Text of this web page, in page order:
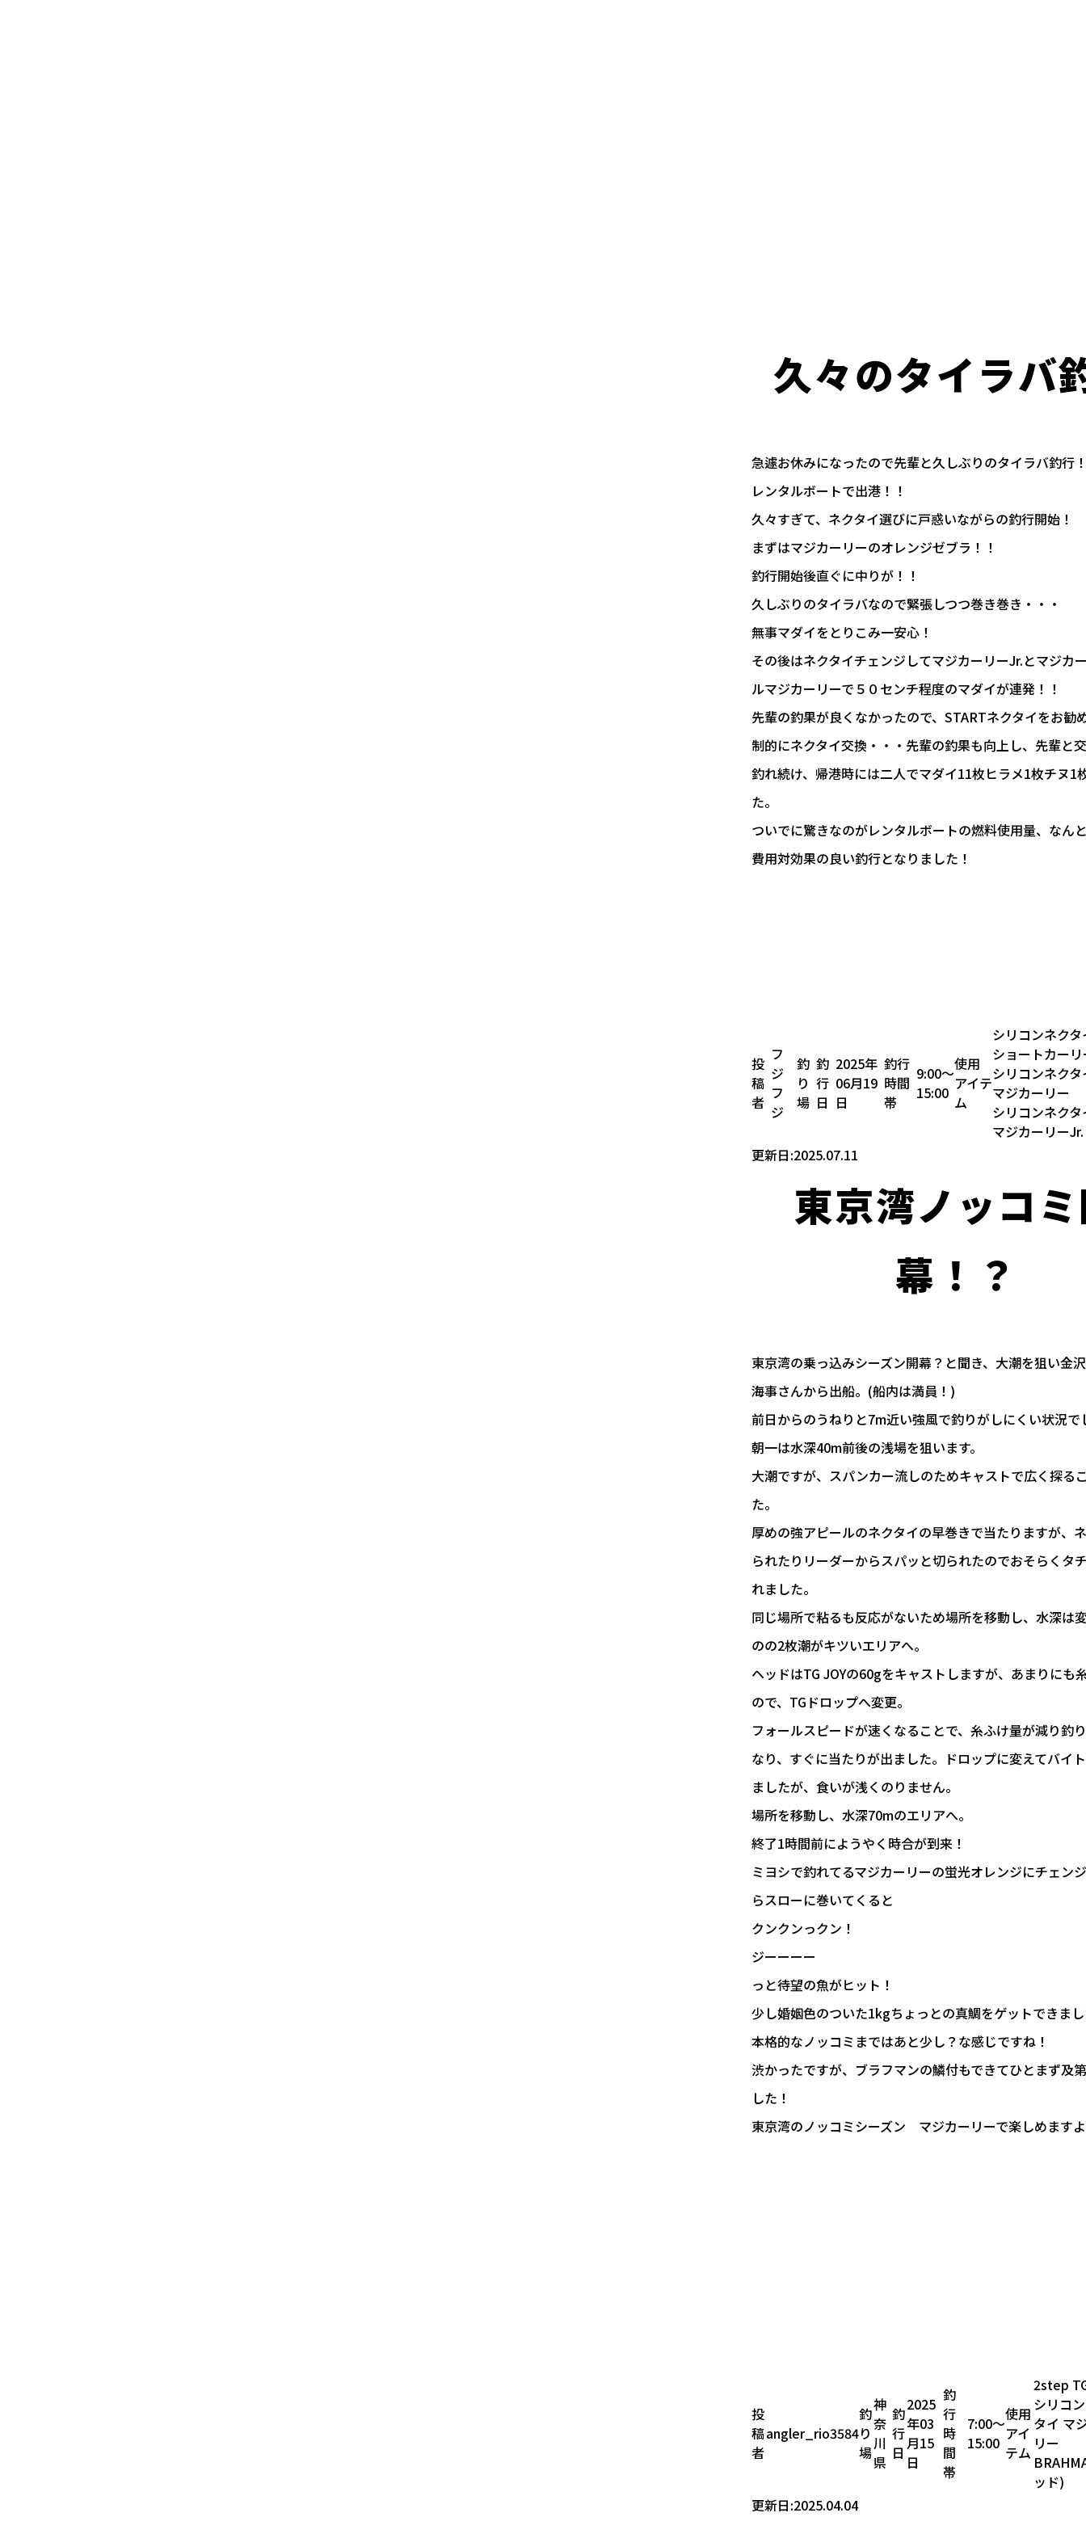
久々のタイラバ
急遽お休みになったので先輩と久しぶりのタイラバ釣行
レンタルボートで出港！！
久々すぎて、ネクタイ選びに戸惑いながらの釣行開始！
まずはマジカーリーのオレンジゼブラ！！
釣行開始後直ぐに中りが！！
久しぶりのタイラバなので緊張しつつ巻き巻き・・・
無事マダイをとりこみ一安心！
その後はネクタイチェンジしてマジカーリーJr.とマジカ
ルマジカーリーで５０センチ程度のマダイが連発！！
先輩の釣果が良くなかったので、STARTネクタイをお勧
制的にネクタイ交換・・・先輩の釣果も向上し、先輩と
釣れ続け、帰港時には二人でマダイ11枚ヒラメ1枚チヌ1
た。
ついでに驚きなのがレンタルボートの燃料使用量、なん
費用対効果の良い釣行となりました！
投
稿
者
フ
ジ
フ
ジ
釣
り
場
釣
行
日
2025年
06月19
日
釣行
時間
帯
9:00〜
15:00
使用
アイテ
ム
シリコンネクタ
ショートカー
シリコンネクタ
マジカーリー
シリコンネクタ
マジカーリーJr.
更新日:2025.07.11
東京湾ノッコ
幕！？
東京湾の乗っ込みシーズン開幕？と聞き、大潮を狙い金
海事さんから出船。(船内は満員！)
前日からのうねりと7m近い強風で釣りがしにくい状況で
朝一は水深40m前後の浅場を狙います。
大潮ですが、スパンカー流しのためキャストで広く探る
た。
厚めの強アピールのネクタイの早巻きで当たりますが、
られたりリーダーからスパッと切られたのでおそらくタ
れました。
同じ場所で粘るも反応がないため場所を移動し、水深は
のの2枚潮がキツいエリアへ。
ヘッドはTG JOYの60gをキャストしますが、あまりにも
ので、TGドロップへ変更。
フォールスピードが速くなることで、糸ふけ量が減り釣
なり、すぐに当たりが出ました。ドロップに変えてバイ
ましたが、食いが浅くのりません。
場所を移動し、水深70mのエリアへ。
終了1時間前にようやく時合が到来！
ミヨシで釣れてるマジカーリーの蛍光オレンジにチェン
らスローに巻いてくると
クンクンっクン！
ジーーーー
っと待望の魚がヒット！
少し婚姻色のついた1kgちょっとの真鯛をゲットできま
本格的なノッコミまではあと少し？な感じですね！
渋かったですが、ブラフマンの鱗付もできてひとまず及
した！
東京湾のノッコミシーズン マジカーリーで楽しめます
投
稿
者
angler_rio3584
釣
り
場
神
奈
川
県
釣
行
日
2025
年03
月15
日
釣
行
時
間
帯
7:00〜
15:00
使用
アイ
テム
2step
シリコ
タイ マ
リー
ッド)
更新日:2025.04.04